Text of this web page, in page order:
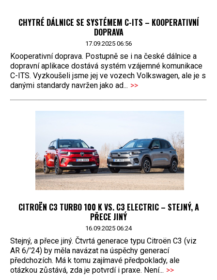
CHYTRÉ DÁLNICE SE SYSTÉMEM C-ITS – KOOPERATIVNÍ
DOPRAVA
17.09.2025 06:56
Kooperativní doprava. Postupně se i na české dálnice a
dopravní aplikace dostává systém vzájemné komunikace
C-ITS. Vyzkoušeli jsme jej ve vozech Volkswagen, ale je s
danými standardy navržen jako ad... >>
CITROËN C3 TURBO 100 K VS. C3 ELECTRIC – STEJNÝ, A
PŘECE JINÝ
16.09.2025 06:24
Stejný, a přece jiný. Čtvrtá generace typu Citroën C3 (viz
AR 6/’24) by měla navázat na úspěchy generací
předchozích. Má k tomu zajímavé předpoklady, ale
otázkou zůstává, zda je potvrdí i praxe. Není... >>